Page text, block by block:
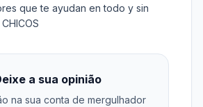
que te ayudan en todo y sin
a sua opinião
na sua conta de mergulhador